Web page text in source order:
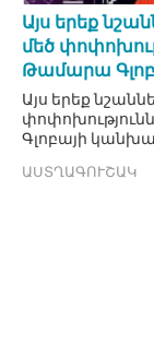
Այս երեք
մեծ
Թամարա
Այս երեք
Գլոբայի
ԱՍՏՂԱԳՈՒՇԱԿ